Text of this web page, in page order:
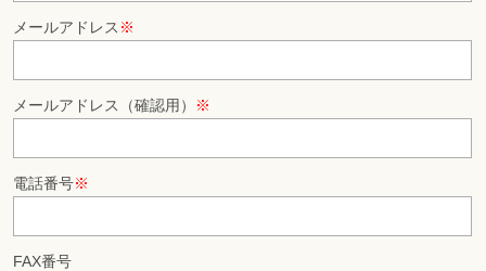
メールアドレス ※
メールアドレス（確認用） ※
電話番号※
FAX番号